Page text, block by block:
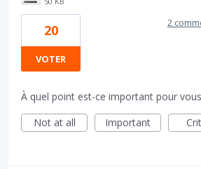
20
VOTER
2
À quel point est-ce important pour
Not at all
Important